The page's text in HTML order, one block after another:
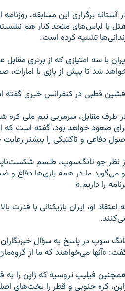
آستانه برگزاری این مسابقه،
با لباس‌های متحد کنار هم
تشبیه کرده است.
با سه امتیازی که از برتری
شد تا پیش از بازی با
قطبی در کنفرانس خبری گفته
طرف مقابل، سرمربی تیم ملی کره
صعود خواهد بود، گفته است که
دفاعی و تاکتیکی را بیشتر
نظر جو تانگ‌سوپ، طلسم
می‌گوید ما در همه بازی‌‌ها دفاع و
را داریم.»
اعتقاد او، ایران بازیکنانی با
سوپ در پاسخ به سؤال خبرنگاران
«آنها می‌‌خواهند که ما از
کره جنوبی و قطر را بخت‌های